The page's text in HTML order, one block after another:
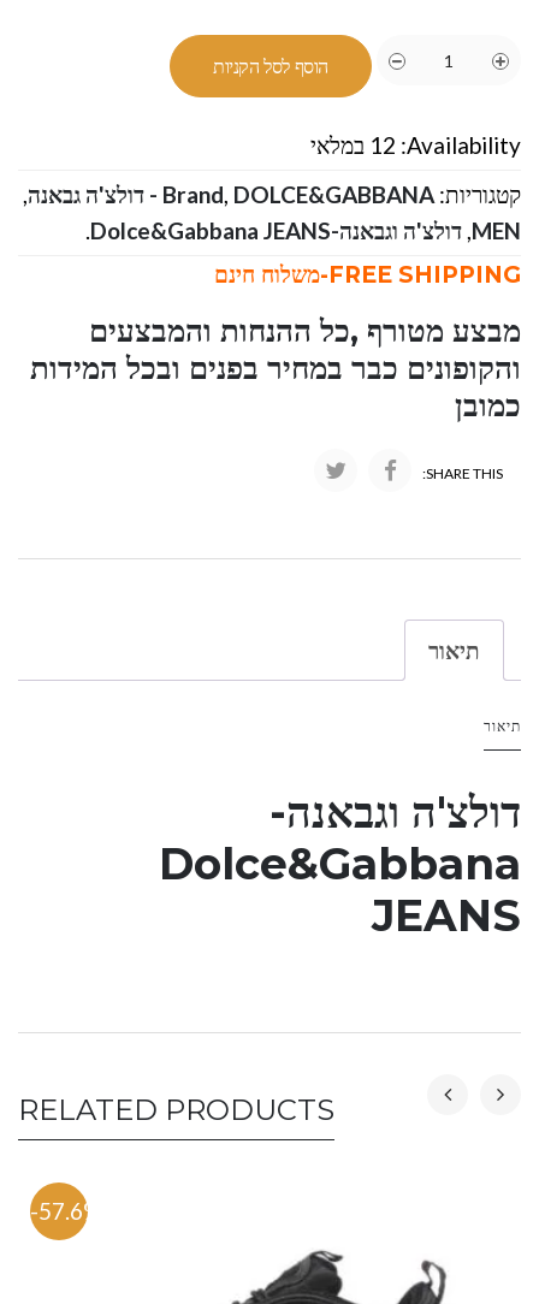
הוסף לסל הקניות
Availability: 12 במלאי
קטגוריות:
Brand, DOLCE&GABBANA - דולצ'ה גבאנה
,
MEN
,דולצ'ה וגבאנה-Dolce&Gabbana JEANS
.
FREE SHIPPING-משלוח חינם
מבצע מטורף ,כל ההנחות והמבצעים
והקופונים כבר במחיר בפנים ובכל המידות
כמובן
SHARE THIS:
תיאור
תיאור
דולצ'ה וגבאנה-
Dolce&Gabbana
JEANS
RELATED PRODUCTS
-57.6%